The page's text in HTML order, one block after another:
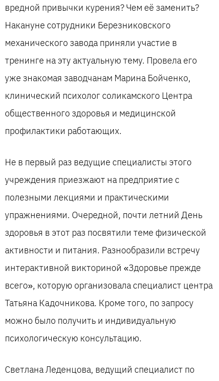
вредной привычки курения? Чем её заменить?
Накануне сотрудники Березниковского
механического завода приняли участие в
тренинге на эту актуальную тему. Провела его
уже знакомая заводчанам Марина Бойченко,
клинический психолог соликамского Центра
общественного здоровья и медицинской
профилактики работающих.
Не в первый раз ведущие специалисты этого
учреждения приезжают на предприятие с
полезными лекциями и практическими
упражнениями. Очередной, почти летний День
здоровья в этот раз посвятили теме физической
активности и питания. Разнообразили встречу
интерактивной викториной «Здоровье прежде
всего», которую организовала специалист центра
Татьяна Кадочникова. Кроме того, по запросу
можно было получить и индивидуальную
психологическую консультацию.
Светлана Леденцова, ведущий специалист по